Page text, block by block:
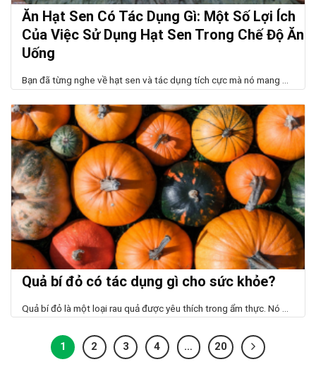
Ăn Hạt Sen Có Tác Dụng Gì: Một Số Lợi Ích
Của Việc Sử Dụng Hạt Sen Trong Chế Độ Ăn
Uống
Bạn đã từng nghe về hạt sen và tác dụng tích cực mà nó mang ...
Quả bí đỏ có tác dụng gì cho sức khỏe?
Quả bí đỏ là một loại rau quả được yêu thích trong ẩm thực. Nó ...
1 2 3 4 … 20